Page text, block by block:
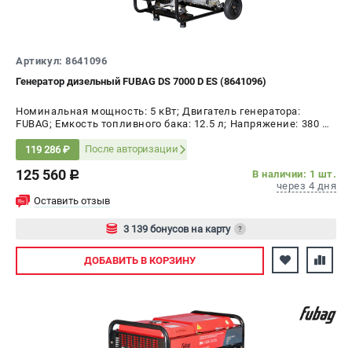
ИЗБРАННОЕ
ПОДДЕРЖКА
Сервисный центр
ИНФОРМАЦИЯ
Пользовательское соглашение
Артикул: 8641096
Генератор дизельный FUBAG DS 7000 D ES (8641096)
Номинальная мощность: 5 кВт; Двигатель генератора:
FUBAG; Емкость топливного бака: 12.5 л; Напряжение: 380 В;
119 286 ₽
После авторизации
125 560 c
В наличии: 1 шт.
через 4 дня
Оставить отзыв
3 139 бонусов на карту ?
Авторизуйтесь
ДОБАВИТЬ В КОРЗИНУ